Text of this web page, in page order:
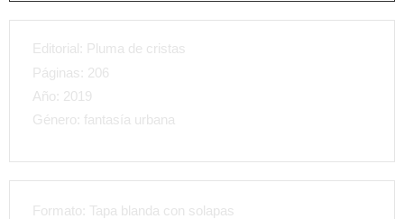
Editorial:
Pluma de cristas
Páginas : 206
Año : 2019
Género : fantasía urbana
Formato: Tapa blanda con solapas